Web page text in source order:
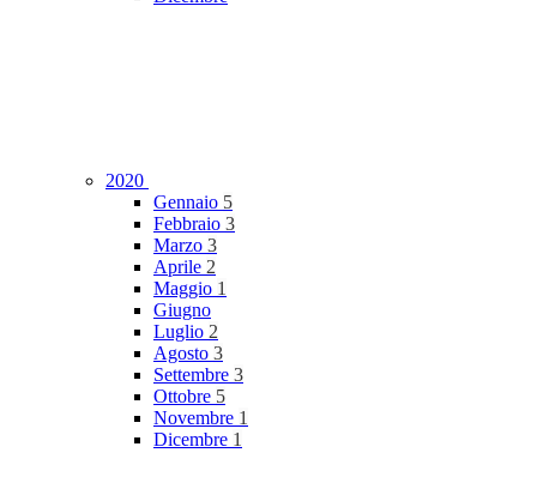
2020
Gennaio 5
Febbraio 3
Marzo 3
Aprile 2
Maggio 1
Giugno
Luglio 2
Agosto 3
Settembre 3
Ottobre 5
Novembre 1
Dicembre 1